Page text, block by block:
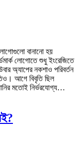
বানানো হয়
লোগোতে শুধু ইংরেজিতে
অ্যাপের নকশাও পরিবর্তন
আগে বিবৃতি ছিল
মতোই নির্ভরযোগ্য…